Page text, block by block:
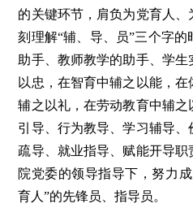
的关键环节，肩负为党育人
刻理解“辅、导、员”三个字
助手、教师教学的助手、学
以忠，在智育中辅之以能，
辅之以礼，在劳动教育中辅
引导、行为教导、学习辅导
疏导、就业指导、赋能开导
院党委的领导指导下，努力
育人”的先锋员、指导员。